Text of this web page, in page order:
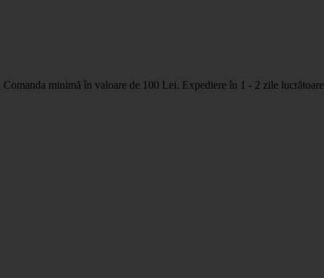
minimă în valoare de 100 Lei. Expediere în 1 - 2 zile